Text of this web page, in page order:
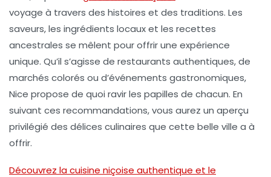
voyage à travers des histoires et des traditions. Les
saveurs, les ingrédients locaux et les recettes
ancestrales se mêlent pour offrir une expérience
unique. Qu’il s’agisse de restaurants authentiques, de
marchés colorés ou d’événements gastronomiques,
Nice propose de quoi ravir les papilles de chacun. En
suivant ces recommandations, vous aurez un aperçu
privilégié des délices culinaires que cette belle ville a à
offrir.
Découvrez la cuisine niçoise authentique et le